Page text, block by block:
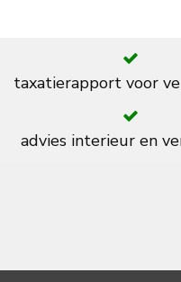
taxatierapport voor
advies interieur en